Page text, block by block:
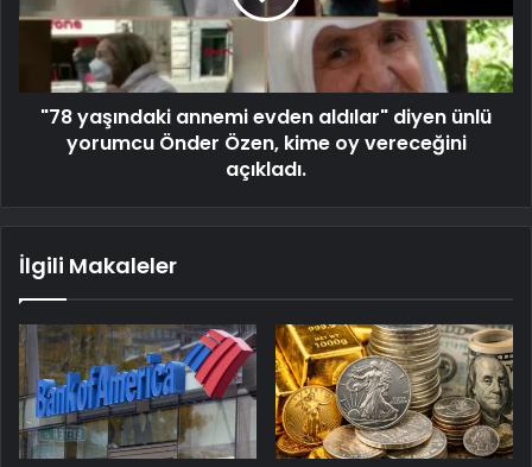
"78 yaşındaki annemi evden aldılar" diyen ünlü
yorumcu Önder Özen, kime oy vereceğini
açıkladı.
İlgili Makaleler